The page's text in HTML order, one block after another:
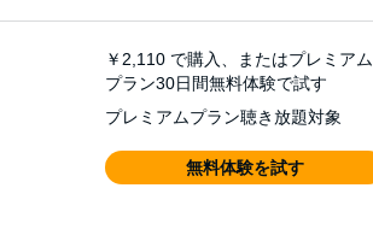
￥2,110 で購入、またはプレミアム
プラン30日間無料体験で試す
プレミアムプラン聴き放題対象
無料体験を試す